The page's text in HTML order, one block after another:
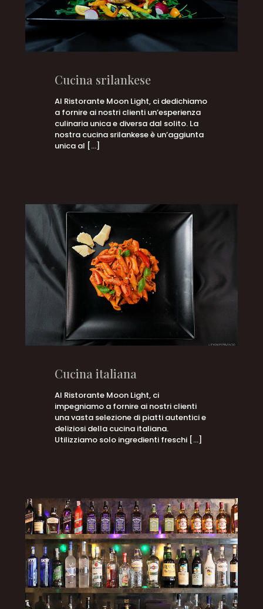
Cucina srilankese
Al Ristorante Moon Light, ci dedichiamo
a fornire ai nostri clienti un’esperienza
culinaria unica e diversa dal solito. La
nostra cucina srilankese è un’aggiunta
unica al […]
Cucina italiana
Al Ristorante Moon Light, ci
impegniamo a fornire ai nostri clienti
una vasta selezione di piatti autentici e
deliziosi della cucina italiana.
Utilizziamo solo ingredienti freschi […]